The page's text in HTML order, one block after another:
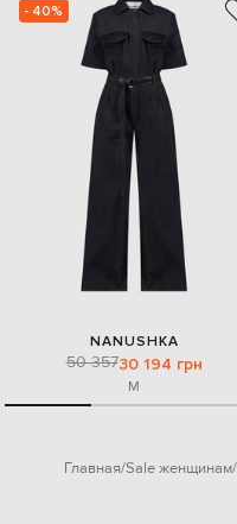
- 40%
NANUSHKA
50 35730 194 грн
M
Главная Sale женщинам